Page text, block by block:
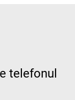
telefonul